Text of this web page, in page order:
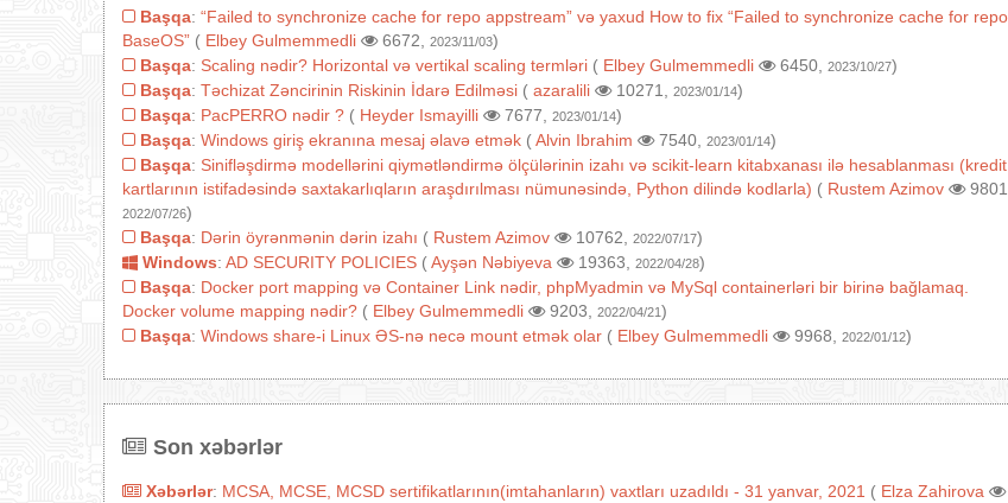
Başqa: “Failed to synchronize cache for repo appstream” və yaxud How to fix “Failed to synchronize cache for repo
BaseOS” ( Elbey Gulmemmedli 6672, 2023/11/03)
Başqa: Scaling nədir? Horizontal və vertikal scaling termləri ( Elbey Gulmemmedli 6450, 2023/10/27)
Başqa: Təchizat Zəncirinin Riskinin İdarə Edilməsi ( azaralili 10271, 2023/01/14)
Başqa: PacPERRO nədir ? ( Heyder Ismayilli 7677, 2023/01/14)
Başqa: Windows giriş ekranına mesaj əlavə etmək (Alvin Ibrahim 7540, 2023/01/14)
Başqa: Sinifləşdirmə modellərini qiymətləndirmə ölçülərinin izahı və scikit-learn kitabxanası ilə hesablanması (kredit
kartlarının istifadəsində saxtakarlıqların araşdırılması nümunəsində, Python dilində kodlarla) ( Rustem Azimov 9801,
2022/07/26)
Başqa: Dərin öyrənmənin dərin izahı ( Rustem Azimov 10762, 2022/07/17)
Windows: AD SECURITY POLICIES (Ayşən Nəbiyeva 19363, 2022/04/28)
Başqa: Docker port mapping və Container Link nədir, phpMyadmin və MySql containerləri bir birinə bağlamaq.
Docker volume mapping nədir? ( Elbey Gulmemmedli 9203, 2022/04/21)
Başqa: Windows share-i Linux ƏS-nə necə mount etmək olar ( Elbey Gulmemmedli 9968, 2022/01/12)
Son xəbərlər
Xəbərlər: MCSA, MCSE, MCSD sertifikatlarının(imtahanların) vaxtları uzadıldı - 31 yanvar, 2021 ( Elza Zahirova